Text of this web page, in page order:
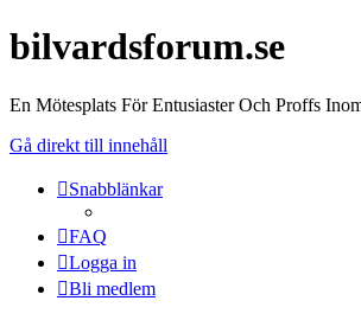
bilvardsforum.se
En Mötesplats För Entusiaster Och Proffs
Gå direkt till innehåll
Snabblänkar
FAQ
Logga in
Bli medlem